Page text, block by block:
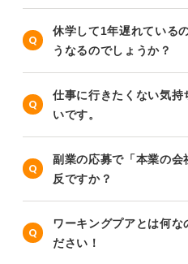
休学して1年遅れている
うなるのでしょうか？
仕事に行きたくない気持
いです。
副業の応募で「本業の
反ですか？
ワーキングプアとは何な
ださい！